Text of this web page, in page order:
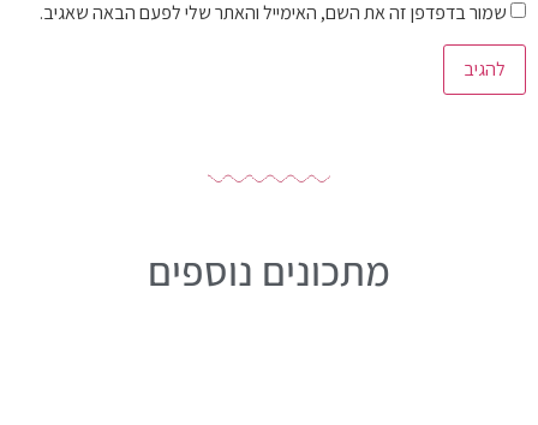
שמור בדפדפן זה את השם, האימייל והאתר שלי לפעם הבאה שאגיב.
מתכונים נוספים